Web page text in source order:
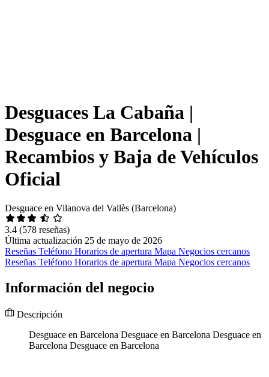
Desguaces La Cabaña |
Desguace en Barcelona |
Recambios y Baja de Vehículos
Oficial
Desguace en Vilanova del Vallès (Barcelona)
3.4 (578 reseñas)
Última actualización 25 de mayo de 2026
Reseñas Teléfono Horarios de apertura Mapa Negocios cercanos
Reseñas Teléfono Horarios de apertura Mapa Negocios cercanos
Información del negocio
Descripción
Desguace en Barcelona Desguace en Barcelona Desguace en
Barcelona Desguace en Barcelona